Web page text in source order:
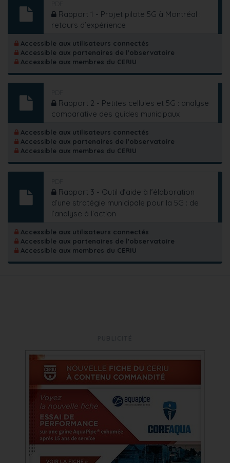
Rapport 1 - Projet pilote 5G à Montréal :
retours d’expérience
Accessible aux utilisateurs connectés
Accessible aux partenaires de l'observatoire
Accessible aux membres du CERIU
Rapport 2 - Petites cellules et 5G : analyse
comparative des guides municipaux
Accessible aux utilisateurs connectés
Accessible aux partenaires de l'observatoire
Accessible aux membres du CERIU
Rapport 3 - Outil d’aide à l’élaboration
d’une stratégie municipale pour la 5G : de
l’analyse à l’action
Accessible aux utilisateurs connectés
Accessible aux partenaires de l'observatoire
Accessible aux membres du CERIU